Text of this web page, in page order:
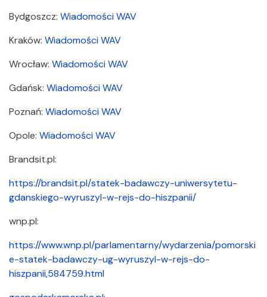
Bydgoszcz: Wiadomości WAV
Kraków: Wiadomości WAV
Wrocław: Wiadomości WAV
Gdańsk: Wiadomości WAV
Poznań: Wiadomości WAV
Opole: Wiadomości WAV
Brandsit.pl:
https://brandsit.pl/statek-badawczy-uniwersytetu-
gdanskiego-wyruszyl-w-rejs-do-hiszpanii/
wnp.​pl:
https://www.wnp.pl/parlamentarny/wydarzenia/pomorski
e-statek-badawczy-ug-wyruszyl-w-rejs-do-
hiszpanii,584759.html